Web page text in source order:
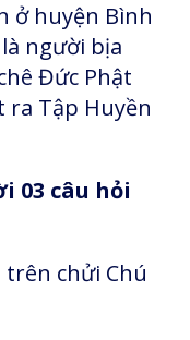
ở huyện Bình
người bịa
Đức Phật
ra Tập Huyền
03 câu hỏi
trên chửi Chú